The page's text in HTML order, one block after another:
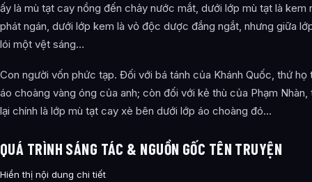
ấy là mù tạt cay nồng đến chảy nước mắt, dưới lớp mù tạt là kem
phát ngán, dưới lớp kem là vỏ độc dược đắng ngắt, nhưng giữa
lói một vệt sáng…
Con người vốn phức tạp. Đối với bá tánh của Khánh Quốc, thứ họ
áo choàng vàng óng của anh; còn đối với kẻ thù của Phạm Nhàn,
lại chính là lớp mù tạt cay xè bên dưới lớp áo choàng đó…
QUÁ TRÌNH SÁNG TÁC & NGUỒN GỐC TÊN TRUYỆN
Hiển thị nội dung chi tiết